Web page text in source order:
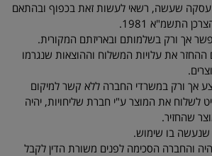
עסקה שעשה, רשאי לעשות זאת בכפוף ובהתאם
התשמ"א 1981.
את עלויות המשלוח וההוצאות שנגרמו
אך ורק במשרדי החברה ללא קשר למיקום
לשלוח את המוצר ע"י חברת שליחויות, יהיה
שהחזיר.
והחברה הסכימה לפנים משורת הדין לקבל